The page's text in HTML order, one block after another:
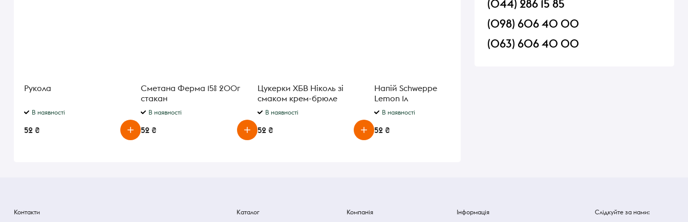
Рукола
В наявності
52 ₴
Сметана Ферма 15% 200г
стакан
В наявності
52 ₴
Цукерки ХБВ Ніколь зі
смаком крем-брюле
В наявності
52 ₴
Напій Schweppes Bitter
Lemon 1л
В наявності
52 ₴
(044) 286 15 85
(098) 606 40 00
(063) 606 40 00
Контакти Каталог Компанія Інформація Слідкуйте за нами: